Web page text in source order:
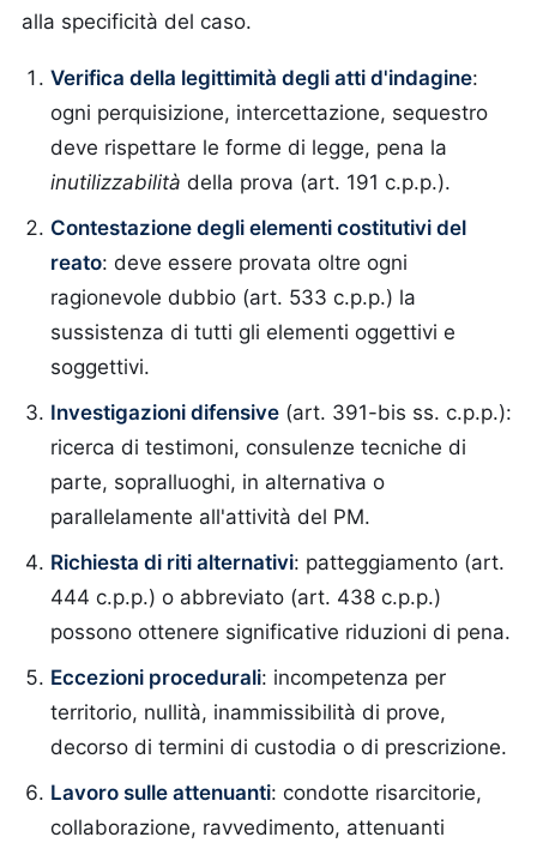
alla specificità del caso.
Verifica della legittimità degli atti d'indagine:
ogni perquisizione, intercettazione, sequestro
deve rispettare le forme di legge, pena la
inutilizzabilità della prova (art. 191 c.p.p.).
Contestazione degli elementi costitutivi del
reato: deve essere provata oltre ogni
ragionevole dubbio (art. 533 c.p.p.) la
sussistenza di tutti gli elementi oggettivi e
soggettivi.
Investigazioni difensive (art. 391-bis ss. c.p.p.):
ricerca di testimoni, consulenze tecniche di
parte, sopralluoghi, in alternativa o
parallelamente all'attività del PM.
Richiesta di riti alternativi: patteggiamento (art.
444 c.p.p.) o abbreviato (art. 438 c.p.p.)
possono ottenere significative riduzioni di pena.
Eccezioni procedurali: incompetenza per
territorio, nullità, inammissibilità di prove,
decorso di termini di custodia o di prescrizione.
Lavoro sulle attenuanti: condotte risarcitorie,
collaborazione, ravvedimento, attenuanti